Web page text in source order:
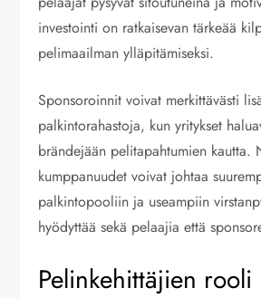
investointi on ratkaisevan tärkeää
pelimaailman ylläpitämiseksi.
Sponsoroinnit voivat merkittävästi
palkintorahastoja, kun yritykset
brändejään pelitapahtumien kautta.
kumppanuudet voivat johtaa
palkintopooliin ja useampiin
hyödyttää sekä pelaajia että
Pelinkehittäjien rooli